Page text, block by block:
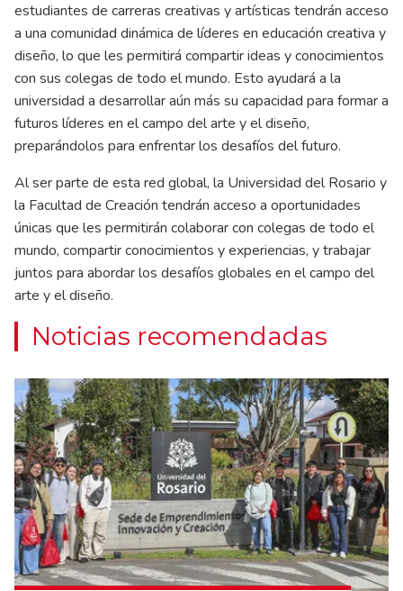
estudiantes de carreras creativas y artísticas tendrán acceso
a una comunidad dinámica de líderes en educación creativa y
diseño, lo que les permitirá compartir ideas y conocimientos
con sus colegas de todo el mundo. Esto ayudará a la
universidad a desarrollar aún más su capacidad para formar a
futuros líderes en el campo del arte y el diseño,
preparándolos para enfrentar los desafíos del futuro.
Al ser parte de esta red global, la Universidad del Rosario y
la Facultad de Creación tendrán acceso a oportunidades
únicas que les permitirán colaborar con colegas de todo el
mundo, compartir conocimientos y experiencias, y trabajar
juntos para abordar los desafíos globales en el campo del
arte y el diseño.
Noticias recomendadas